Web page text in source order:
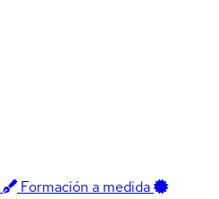
Formación a medida